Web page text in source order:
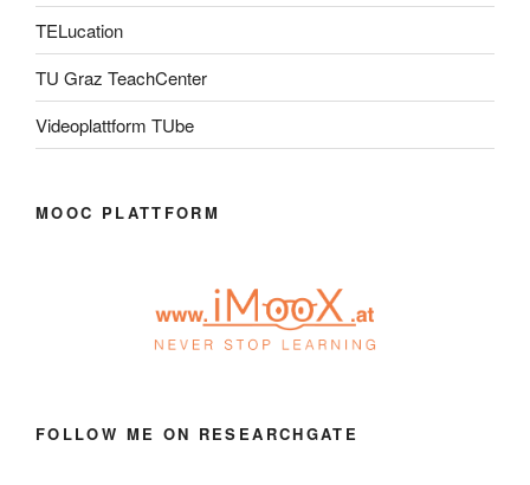
TELucation
TU Graz TeachCenter
Videoplattform TUbe
MOOC PLATTFORM
FOLLOW ME ON RESEARCHGATE